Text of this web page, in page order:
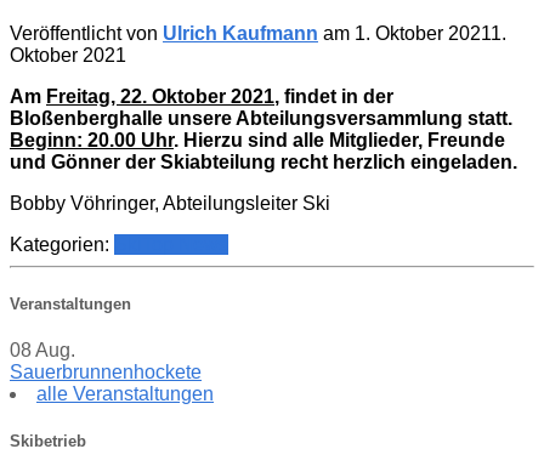
Veröffentlicht von Ulrich Kaufmann am 1. Oktober 20211.
Oktober 2021
Am Freitag, 22. Oktober 2021, findet in der
Bloßenberghalle unsere Abteilungsversammlung statt.
Beginn: 20.00 Uhr. Hierzu sind alle Mitglieder, Freunde
und Gönner der Skiabteilung recht herzlich eingeladen.
Bobby Vöhringer, Abteilungsleiter Ski
Kategorien:
Veranstaltungen
08Aug.
Sauerbrunnenhockete
alle Veranstaltungen
Skibetrieb